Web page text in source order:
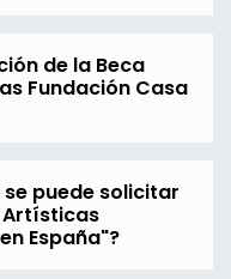
de la Beca
Fundación Casa
puede solicitar
Artísticas
España"?